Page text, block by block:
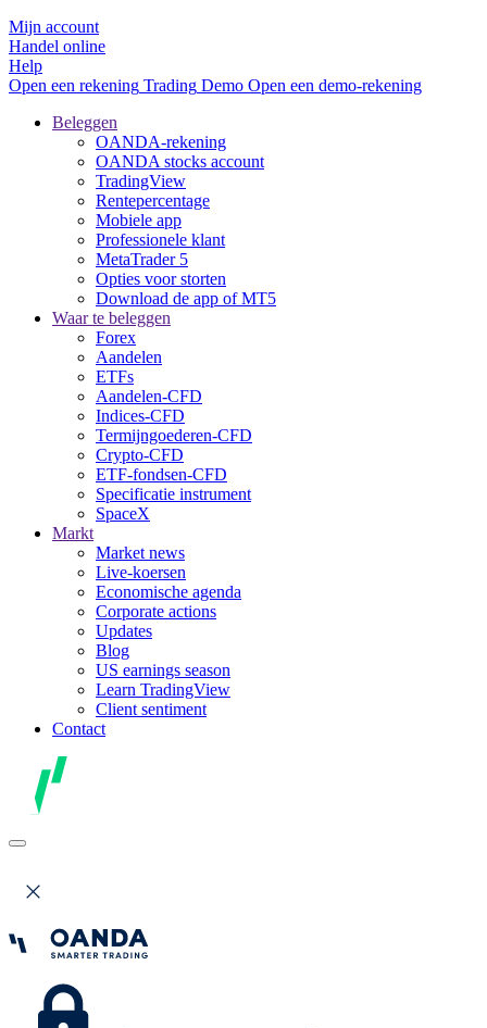
Mijn account
Handel online
Help
Open een rekening Trading Demo Open een demo-rekening
Beleggen
OANDA-rekening
OANDA stocks account
TradingView
Rentepercentage
Mobiele app
Professionele klant
MetaTrader 5
Opties voor storten
Download de app of MT5
Waar te beleggen
Forex
Aandelen
ETFs
Aandelen-CFD
Indices-CFD
Termijngoederen-CFD
Crypto-CFD
ETF-fondsen-CFD
Specificatie instrument
SpaceX
Markt
Market news
Live-koersen
Economische agenda
Corporate actions
Updates
Blog
US earnings season
Learn TradingView
Client sentiment
Contact